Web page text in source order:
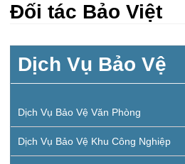
Đối tác Bảo Việt
Dịch Vụ Bảo Vệ
Dịch Vụ Bảo Vệ Văn Phòng
Dịch Vụ Bảo Vệ Khu Công Nghiệp